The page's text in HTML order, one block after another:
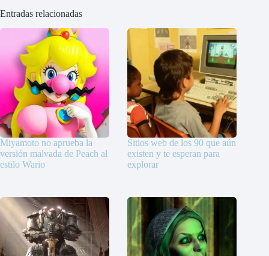
Entradas relacionadas
Miyamoto no aprueba la
versión malvada de Peach al
estilo Wario
Sitios web de los 90 que aún
existen y te esperan para
explorar